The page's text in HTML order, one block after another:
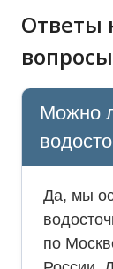
Ответы
вопросы
Можно
Да, мы
по